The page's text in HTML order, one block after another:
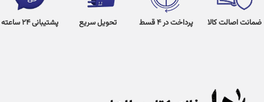
ضمانت اصالت کالا پرداخت در 4 قسط تحویل سریع پشتیبانی 24 ساعته